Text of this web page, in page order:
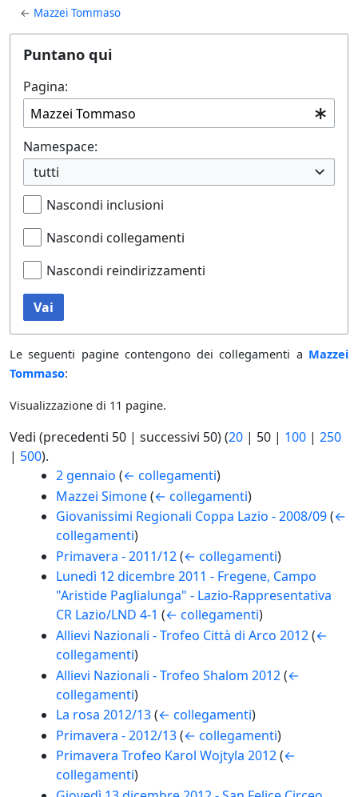
← Mazzei Tommaso
Puntano qui
Pagina:
Namespace:
tutti
Nascondi inclusioni
Nascondi collegamenti
Nascondi reindirizzamenti
Vai
Le seguenti pagine contengono dei collegamenti a Mazzei
Tommaso:
Visualizzazione di 11 pagine.
Vedi (precedenti 50 | successivi 50) (20 | 50 | 100 | 250
| 500).
2 gennaio (← collegamenti)
Mazzei Simone (← collegamenti)
Giovanissimi Regionali Coppa Lazio - 2008/09 (←
collegamenti)
Primavera - 2011/12 (← collegamenti)
Lunedì 12 dicembre 2011 - Fregene, Campo
"Aristide Paglialunga" - Lazio-Rappresentativa
CR Lazio/LND 4-1 (← collegamenti)
Allievi Nazionali - Trofeo Città di Arco 2012 (←
collegamenti)
Allievi Nazionali - Trofeo Shalom 2012 (←
collegamenti)
La rosa 2012/13 (← collegamenti)
Primavera - 2012/13 (← collegamenti)
Primavera Trofeo Karol Wojtyla 2012 (←
collegamenti)